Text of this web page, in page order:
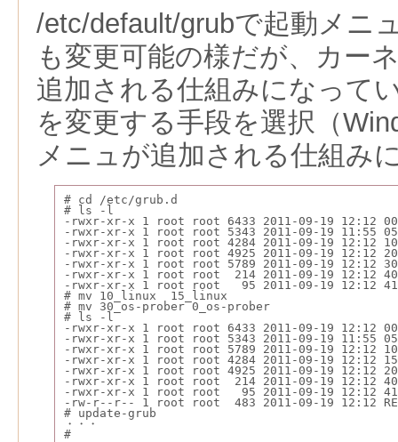
/etc/default/grubで起動メニ
も変更可能の様だが、カー
追加される仕組みになって
を変更する手段を選択（
メニュが追加される仕組み
# cd /etc/grub.d
# ls -l
-rwxr-xr-x 1 root root 6433 2011-09-19 12:12
-rwxr-xr-x 1 root root 5343 2011-09-19 11:55
-rwxr-xr-x 1 root root 4284 2011-09-19 12:12
-rwxr-xr-x 1 root root 4925 2011-09-19 12:12
-rwxr-xr-x 1 root root 5789 2011-09-19 12:12
-rwxr-xr-x 1 root root  214 2011-09-19 12:12
-rwxr-xr-x 1 root root   95 2011-09-19 12:12
# mv 10_linux  15_linux
# mv 30_os-prober 0_os-prober
# ls -l
-rwxr-xr-x 1 root root 6433 2011-09-19 12:12
-rwxr-xr-x 1 root root 5343 2011-09-19 11:55
-rwxr-xr-x 1 root root 5789 2011-09-19 12:12
-rwxr-xr-x 1 root root 4284 2011-09-19 12:12
-rwxr-xr-x 1 root root 4925 2011-09-19 12:12
-rwxr-xr-x 1 root root  214 2011-09-19 12:12
-rwxr-xr-x 1 root root   95 2011-09-19 12:12
-rw-r--r-- 1 root root  483 2011-09-19 12:12
# update-grub
・・・
#